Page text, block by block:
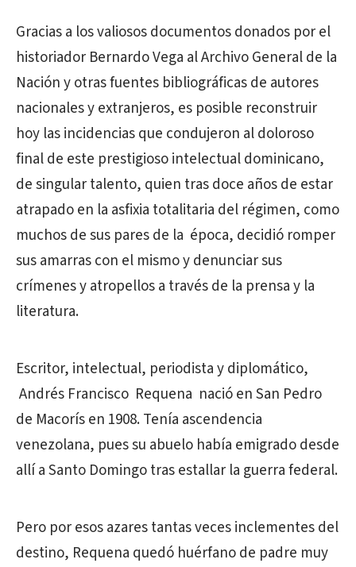
Gracias a los valiosos documentos donados por el
historiador Bernardo Vega al Archivo General de la
Nación y otras fuentes bibliográficas de autores
nacionales y extranjeros, es posible reconstruir
hoy las incidencias que condujeron al doloroso
final de este prestigioso intelectual dominicano,
de singular talento, quien tras doce años de estar
atrapado en la asfixia totalitaria del régimen, como
muchos de sus pares de la época, decidió romper
sus amarras con el mismo y denunciar sus
crímenes y atropellos a través de la prensa y la
literatura.
Escritor, intelectual, periodista y diplomático,
Andrés Francisco Requena nació en San Pedro
de Macorís en 1908. Tenía ascendencia
venezolana, pues su abuelo había emigrado desde
allí a Santo Domingo tras estallar la guerra federal.
Pero por esos azares tantas veces inclementes del
destino, Requena quedó huérfano de padre muy